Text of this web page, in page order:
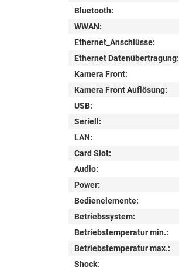
Bluetooth:
WWAN:
Ethernet_Anschlüsse:
Ethernet Datenübertragung:
Kamera Front:
Kamera Front Auflösung:
USB:
Seriell:
LAN:
Card Slot:
Audio:
Power:
Bedienelemente:
Betriebssystem:
Betriebstemperatur min.:
Betriebstemperatur max.:
Shock: